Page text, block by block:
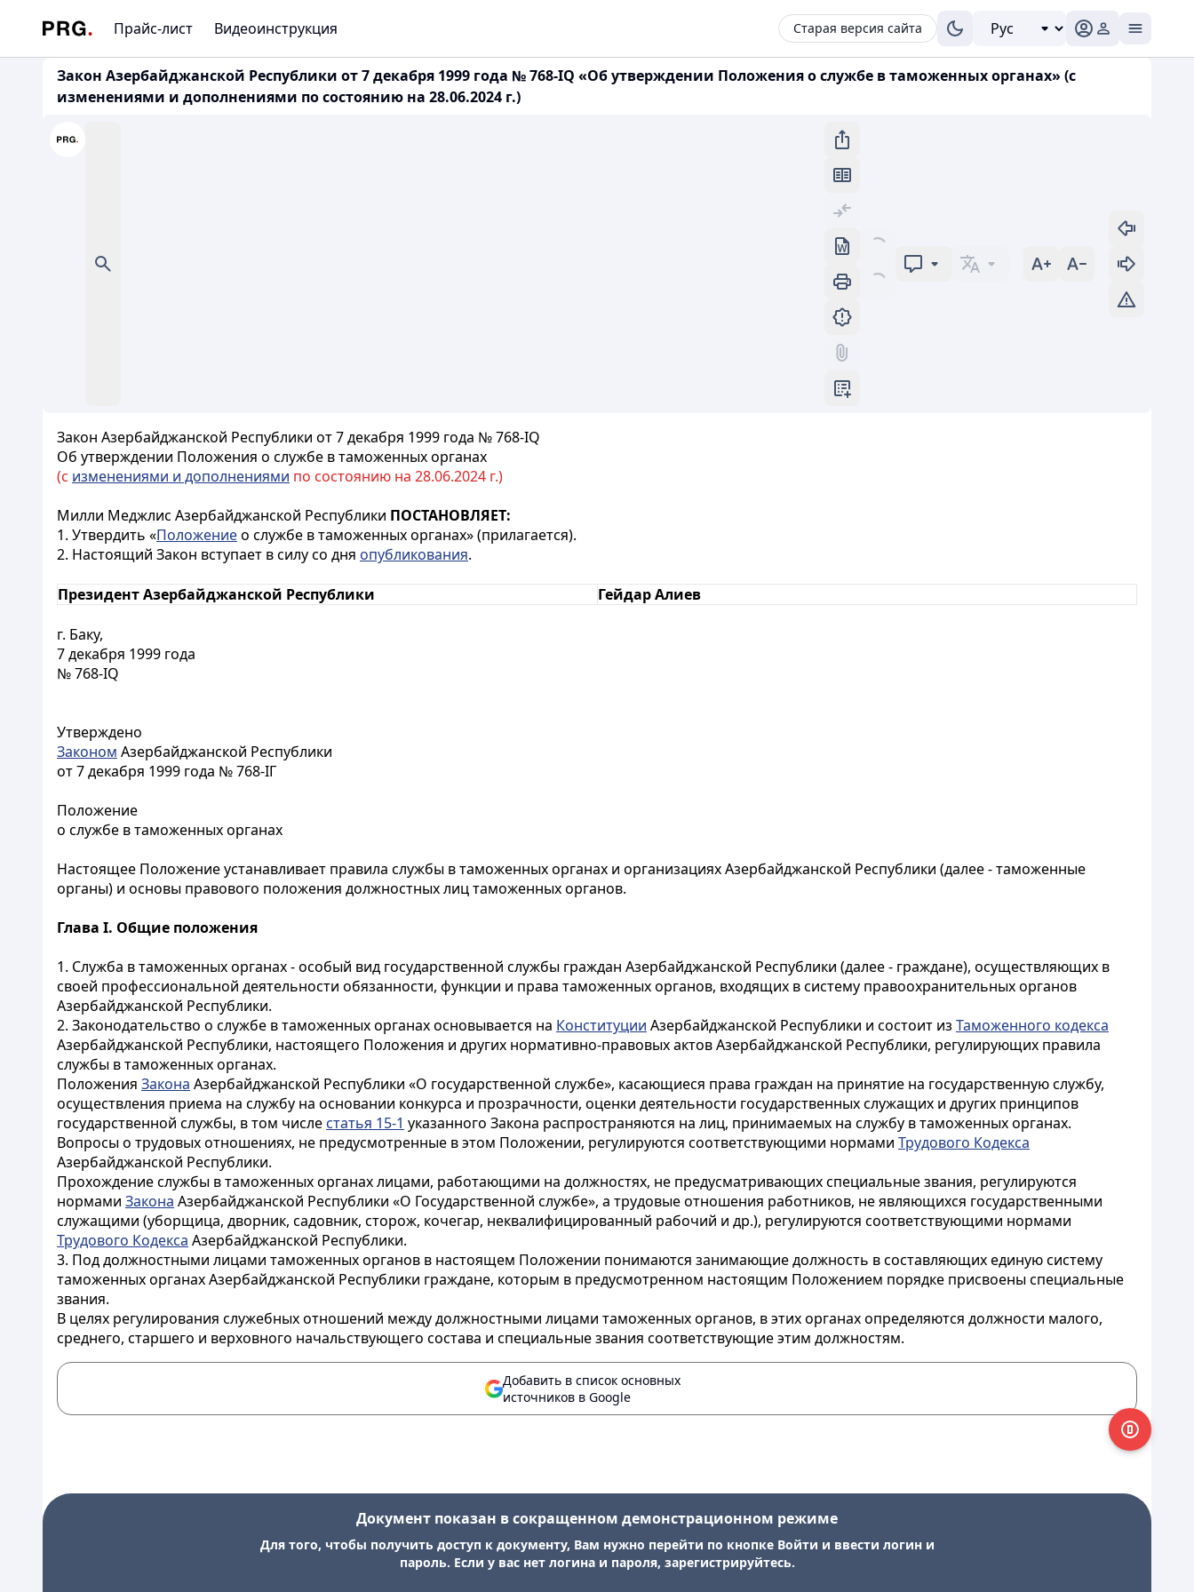
Прайс-лист Видеоинструкция Старая версия сайта
Закон Азербайджанской Республики от 7 декабря 1999 года № 768-IQ «Об утверждении Положения о службе в таможенных органах» (с
изменениями и дополнениями по состоянию на 28.06.2024 г.)
Закон Азербайджанской Республики от 7 декабря 1999 года № 768-IQ
Об утверждении Положения о службе в таможенных органах
(с изменениями и дополнениями по состоянию на 28.06.2024 г.)
Милли Меджлис Азербайджанской Республики ПОСТАНОВЛЯЕТ:
1. Утвердить «Положениео службе в таможенных органах» (прилагается).
2. Настоящий Закон вступает в силу со дня опубликования.
Президент Азербайджанской Республики Гейдар Алиев
г. Баку,
7 декабря 1999 года
№ 768-IQ
Утверждено
Законом Азербайджанской Республики
от 7 декабря 1999 года № 768-IГ
Положение
о службе в таможенных органах
Настоящее Положение устанавливает правила службы в таможенных органах и организациях Азербайджанской Республики (далее - таможенные
органы) и основы правового положения должностных лиц таможенных органов.
Глава I. Общие положения
1. Служба в таможенных органах - особый вид государственной службы граждан Азербайджанской Республики (далее - граждане), осуществляющих в
своей профессиональной деятельности обязанности, функции и права таможенных органов, входящих в систему правоохранительных органов
Азербайджанской Республики.
2. Законодательство о службе в таможенных органах основывается на Конституции Азербайджанской Республики и состоит из Таможенного кодекса
Азербайджанской Республики, настоящего Положения и других нормативно-правовых актов Азербайджанской Республики, регулирующих правила
службы в таможенных органах.
Положения Закона Азербайджанской Республики «О государственной службе», касающиеся права граждан на принятие на государственную службу,
осуществления приема на службу на основании конкурса и прозрачности, оценки деятельности государственных служащих и других принципов
государственной службы, в том числе статья 15-1 указанного Закона распространяются на лиц, принимаемых на службу в таможенных органах.
Вопросы о трудовых отношениях, не предусмотренные в этом Положении, регулируются соответствующими нормами Трудового Кодекса
Азербайджанской Республики.
Прохождение службы в таможенных органах лицами, работающими на должностях, не предусматривающих специальные звания, регулируются
нормами Закона Азербайджанской Республики «О Государственной службе», а трудовые отношения работников, не являющихся государственными
служащими (уборщица, дворник, садовник, сторож, кочегар, неквалифицированный рабочий и др.), регулируются соответствующими нормами
Трудового Кодекса Азербайджанской Республики.
3. Под должностными лицами таможенных органов в настоящем Положении понимаются занимающие должность в составляющих единую систему
таможенных органах Азербайджанской Республики граждане, которым в предусмотренном настоящим Положением порядке присвоены специальные
звания.
В целях регулирования служебных отношений между должностными лицами таможенных органов, в этих органах определяются должности малого,
среднего, старшего и верховного начальствующего состава и специальные звания соответствующие этим должностям.
Добавить в список основных
источников в Google
Документ показан в сокращенном демонстрационном режиме
Для того, чтобы получить доступ к документу, Вам нужно перейти по кнопке Войти и ввести логин и
пароль. Если у вас нет логина и пароля, зарегистрируйтесь.